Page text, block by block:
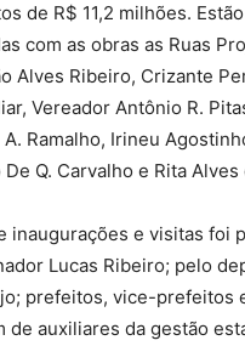
de R$ 11,2 milhões.
com as obras as Ruas
Alves Ribeiro, Crizante
Vereador Antônio R.
Ramalho, Irineu
Q. Carvalho e Rita
inaugurações e visitas foi
Lucas Ribeiro; pelo
prefeitos, vice-prefeitos
de auxiliares da gestão